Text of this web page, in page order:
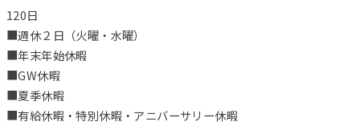
120日
■週休２日（火曜・水曜）
■年末年始休暇
■GW休暇
■夏季休暇
■有給休暇・特別休暇・アニバーサリー休暇